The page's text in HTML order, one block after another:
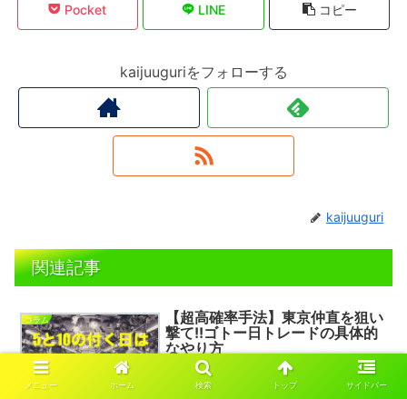
Pocket LINE コピー
kaijuuguriをフォローする
kaijuuguri
関連記事
コラム
【超高確率手法】東京仲直を狙い
撃て!!ゴトー日トレードの具体的
なやり方
メニュー ホーム 検索 トップ サイドバー